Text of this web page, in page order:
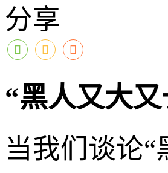
分享
“黑人又大
当我们谈论